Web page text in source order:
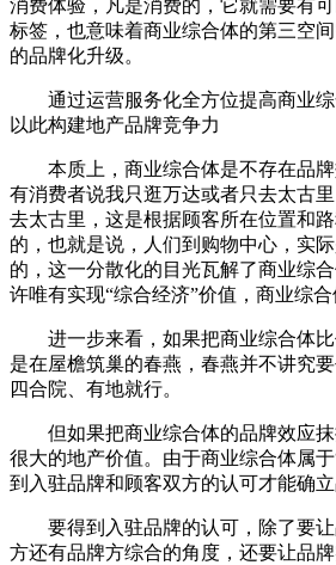
消费体验，凡是消费的，它就需要有
标签，也意味着商业综合体的第三空
的品牌化升级。
通过运营服务化全方位提高商业
以此构建地产品牌竞争力
本质上，商业综合体是不存在品
有消费者说我只逛万达或者只去太古
去太古里，这是根据顾客所在位置和
的，也就是说，人们到购物中心，实
的，这一分散化的目光瓦解了商业综
许唯有实现“综合经济”价值，商业综合
进一步来看，如果把商业综合体
是在屋檐筑巢的春燕，春燕并不讲究
四合院、有地就行。
但如果把商业综合体的品牌效应
很大的地产价值。由于商业综合体属
到入驻品牌和顾客双方的认可才能确立
要得到入驻品牌的认可，除了要
方还有品牌方综合的角度，还要让品